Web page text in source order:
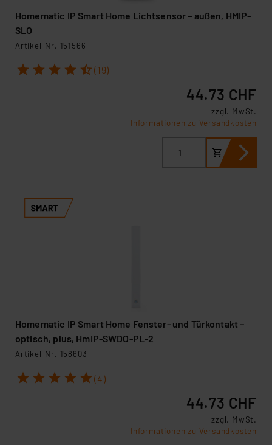
Homematic IP Smart Home Lichtsensor – außen, HMIP-
SLO
Artikel-Nr. 151566
1 2 3 4 5 (19)
44.73 CHF
zzgl. MwSt.
Informationen zu Versandkosten
Homematic IP Smart Home Fenster- und Türkontakt –
optisch, plus, HmIP-SWDO-PL-2
Artikel-Nr. 158603
1 2 3 4 5 (4)
44.73 CHF
zzgl. MwSt.
Informationen zu Versandkosten